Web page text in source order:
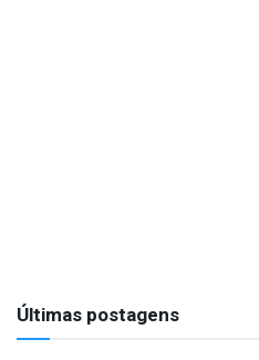
Últimas postagens